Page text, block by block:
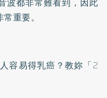
重要。
容易得乳癌？教妳「2